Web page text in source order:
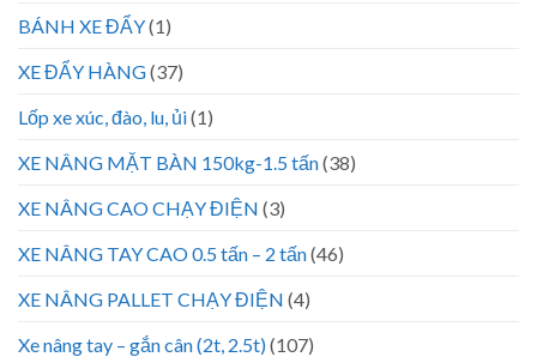
BÁNH XE ĐẨY(1)
XE ĐẨY HÀNG(37)
Lốp xe xúc, đào, lu, ủi(1)
XE NÂNG MẶT BÀN 150kg-1.5 tấn(38)
XE NÂNG CAO CHẠY ĐIỆN (3)
XE NÂNG TAY CAO 0.5 tấn – 2 tấn(46)
XE NÂNG PALLET CHẠY ĐIỆN (4)
Xe nâng tay – gắn cân (2t, 2.5t)(107)